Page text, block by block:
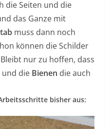
die Seiten und die
das Ganze mit
muss dann noch
können die Schilder
nur zu hoffen, dass
und die Bienen die auch
bisher aus: